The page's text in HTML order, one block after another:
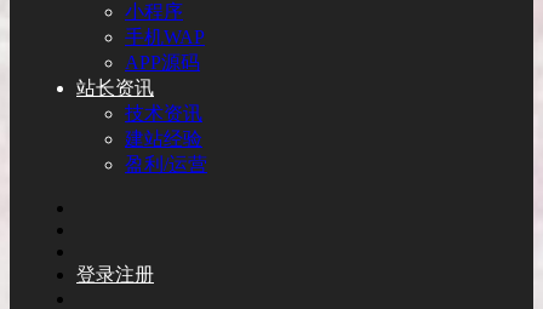
小程序
手机WAP
APP源码
站长资讯
技术资讯
建站经验
盈利/运营
登录注册